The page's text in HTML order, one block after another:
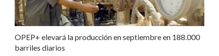
OPEP+ elevará la producción en septiembre en 188.000
barriles diarios